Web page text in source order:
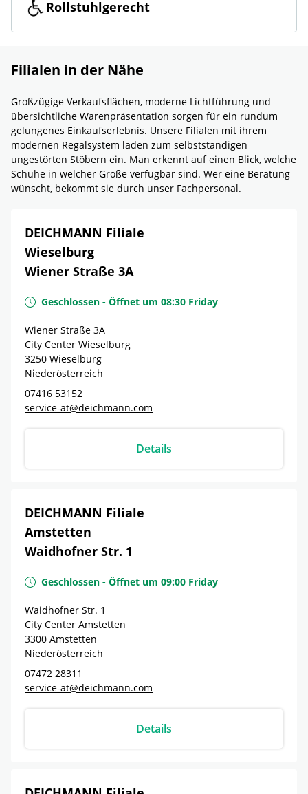
Rollstuhlgerecht
Filialen in der Nähe
Großzügige Verkaufsflächen, moderne Lichtführung und
übersichtliche Warenpräsentation sorgen für ein rundum
gelungenes Einkaufserlebnis. Unsere Filialen mit ihrem
modernen Regalsystem laden zum selbstständigen
ungestörten Stöbern ein. Man erkennt auf einen Blick, welche
Schuhe in welcher Größe verfügbar sind. Wer eine Beratung
wünscht, bekommt sie durch unser Fachpersonal.
DEICHMANN Filiale
Wieselburg
Wiener Straße 3A
Geschlossen - Öffnet um 08:30 Friday
Wiener Straße 3A
City Center Wieselburg
3250 Wieselburg
Niederösterreich
07416 53152
service-at@deichmann.com
Details
DEICHMANN Filiale
Amstetten
Waidhofner Str. 1
Geschlossen - Öffnet um 09:00 Friday
Waidhofner Str. 1
City Center Amstetten
3300 Amstetten
Niederösterreich
07472 28311
service-at@deichmann.com
Details